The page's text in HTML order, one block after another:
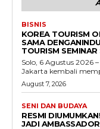
BISNIS
KOREA TOURISM
SAMA
TOURISM
Solo, 6 Agustus 2026
Jakarta kembali
August 7, 2026
SENI DAN BUDAYA
RESMI
JADI